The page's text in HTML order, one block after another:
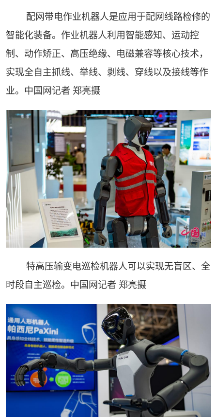
配网带电作业机器人是应用于配网线路检修的
智能化装备。作业机器人利用智能感知、运动控
制、动作矫正、高压绝缘、电磁兼容等核心技术，
实现全自主抓线、举线、剥线、穿线以及接线等作
业。中国网记者 郑亮摄
特高压输变电巡检机器人可以实现无盲区、全
时段自主巡检。中国网记者 郑亮摄